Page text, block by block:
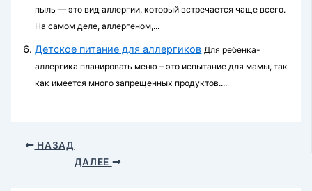
пыль — это вид аллергии, который встречается чаще всего.
На самом деле, аллергеном,...
Детское питание для аллергиков Для ребенка-
аллергика планировать меню – это испытание для мамы, так
как имеется много запрещенных продуктов....
НАЗАД
ДАЛЕЕ